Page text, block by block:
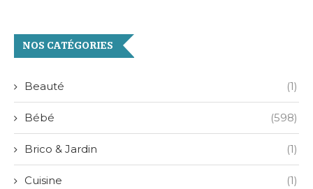
NOS CATÉGORIES
Beauté (1)
Bébé (598)
Brico & Jardin (1)
Cuisine (1)